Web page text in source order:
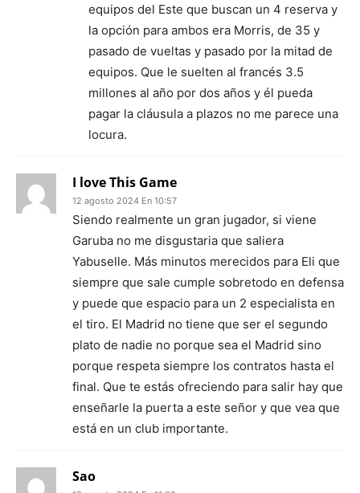
equipos del Este que buscan un 4 reserva y
la opción para ambos era Morris, de 35 y
pasado de vueltas y pasado por la mitad de
equipos. Que le suelten al francés 3.5
millones al año por dos años y él pueda
pagar la cláusula a plazos no me parece una
locura.
I love This Game
12 agosto 2024 En 10:57
Siendo realmente un gran jugador, si viene
Garuba no me disgustaria que saliera
Yabuselle. Más minutos merecidos para Eli que
siempre que sale cumple sobretodo en defensa
y puede que espacio para un 2 especialista en
el tiro. El Madrid no tiene que ser el segundo
plato de nadie no porque sea el Madrid sino
porque respeta siempre los contratos hasta el
final. Que te estás ofreciendo para salir hay que
enseñarle la puerta a este señor y que vea que
está en un club importante.
Sao